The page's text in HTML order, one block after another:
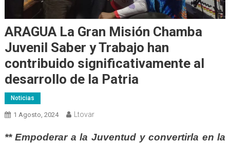
ARAGUA La Gran Misión Chamba
Juvenil Saber y Trabajo han
contribuido significativamente al
desarrollo de la Patria
Noticias
1 Agosto, 2024 Ltovar
** Empoderar a la Juventud y convertirla en la